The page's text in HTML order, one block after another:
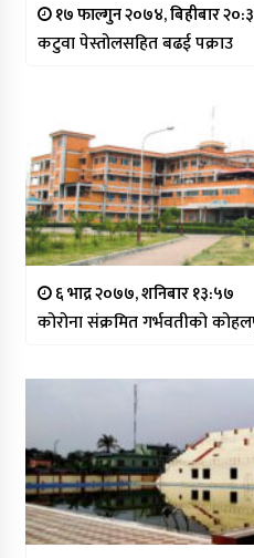
१७ फाल्गुन २०७४, बिहीबार
कटुवा पेस्तोलसहित बढई पक्राउ
६ भाद्र २०७७, शनिबार १३:५७
कोरोना संक्रमित गर्भवतीको